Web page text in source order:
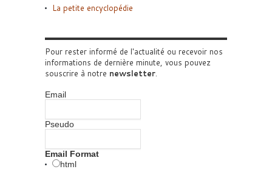
La petite encyclopédie
Pour rester informé de l'actualité ou recevoir nos
informations de dernière minute, vous pouvez
souscrire à notre newsletter.
Email
Pseudo
Email Format
html